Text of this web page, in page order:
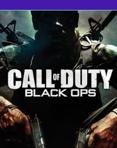
Añadir al carrito
Ver ofertas